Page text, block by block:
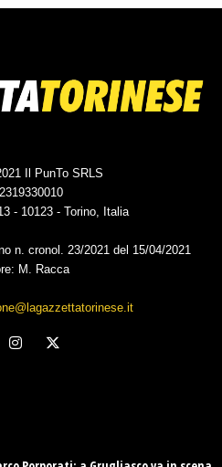
Il PunTo SRLS
- 10123 - Torino, Italia
n. cronol. 23/2021 del 15/04/2021
M. Racca